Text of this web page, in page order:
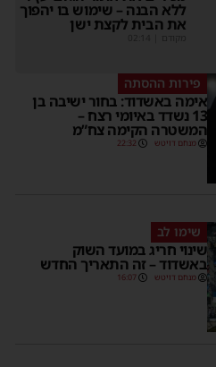
ללא הבנה – שימוש בו יהפוך
את הבית לקצת ישן
מקודם
פירות ההסתה
אימה באשדוד: בחור ישיבה בן
13 נשדד באיומי רצח –
המשטרה הקימה צח”מ
מנחם דויטש 22:32
שימו לב
שינוי חריג במועד השוק
באשדוד – זה התאריך החדש
מנחם דויטש 16:07